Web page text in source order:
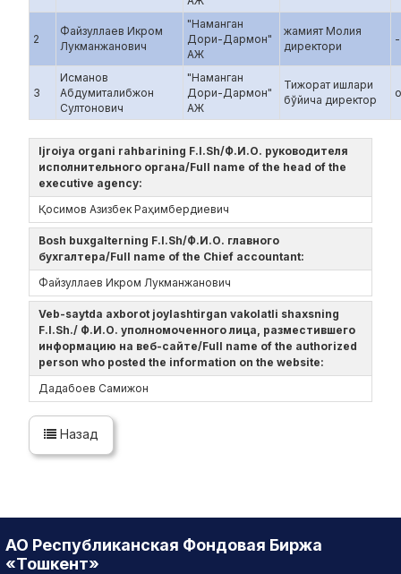
2
Файзуллаев Икром
Лукманжанович
"Наманган
Дори-Дармон"
АЖ
жамият Молия
директори
-
3
Исманов
Абдумиталибжон
Султонович
"Наманган
Дори-Дармон"
АЖ
Тижорат ишлари
бўйича директор
Ijroiya organi rahbarining F.I.Sh/Ф.И.О. руководителя
исполнительного органа/Full name of the head of the
executive agency:
Қосимов Азизбек Раҳимбердиевич
Bosh buxgalterning F.I.Sh/Ф.И.О. главного
бухгалтера/Full name of the Chief accountant:
Файзуллаев Икром Лукманжанович
Veb-saytda axborot joylashtirgan vakolatli shaxsning
F.I.Sh./ Ф.И.О. уполномоченного лица, разместившего
информацию на веб-сайте/Full name of the authorized
person who posted the information on the website:
Дадабоев Самижон
Назад
АО Республиканская Фондовая Биржа
«Тошкент»